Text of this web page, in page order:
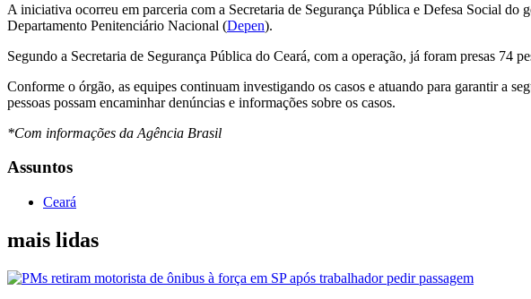
A iniciativa ocorreu em parceria com a Secretaria de Segurança Pública e Defesa Social
Departamento Penitenciário Nacional (Depen).
Segundo a Secretaria de Segurança Pública do Ceará, com a operação, já foram presas 74
Conforme o órgão, as equipes continuam investigando os casos e atuando para garantir a
pessoas possam encaminhar denúncias e informações sobre os casos.
*Com informações da Agência Brasil
Assuntos
Ceará
mais lidas